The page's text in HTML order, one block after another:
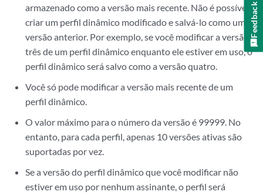
armazenado como a versão mais recente. Não é possível
criar um perfil dinâmico modificado e salvá-lo como uma
versão anterior. Por exemplo, se você modificar a versão
três de um perfil dinâmico enquanto ele estiver em uso, o
perfil dinâmico será salvo como a versão quatro.
Você só pode modificar a versão mais recente de um
perfil dinâmico.
O valor máximo para o número da versão é 99999. No
entanto, para cada perfil, apenas 10 versões ativas são
suportadas por vez.
Se a versão do perfil dinâmico que você modificar não
estiver em uso por nenhum assinante, o perfil será
Feedback